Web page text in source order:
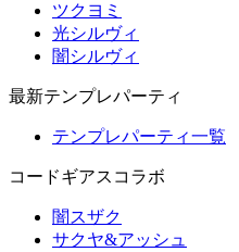
ツクヨミ
光シルヴィ
闇シルヴィ
最新テンプレパーティ
テンプレパーティ一覧
コードギアスコラボ
闇スザク
サクヤ&アッシュ